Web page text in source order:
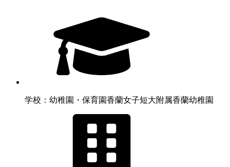
学校：幼稚園・保育園香蘭女子短大附属香蘭幼稚園